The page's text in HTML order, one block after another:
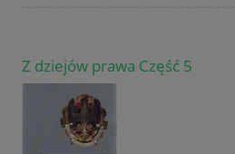
Z dziejów prawa Część 5